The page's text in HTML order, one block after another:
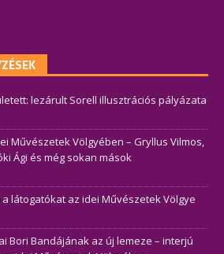
lezárult Sorell illusztrációs pályázata
Művészetek Völgyében – Gryllus Vilmos,
Ági és még sokan mások
látogatókat az idei Művészetek Völgye
Bori Bandájának az új lemeze – interjú